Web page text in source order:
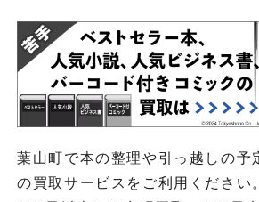
葉山町で本の整理や引っ越しの予
の買取サービスをご利用ください